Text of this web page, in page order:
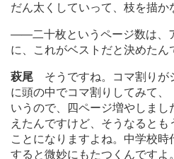
だん太くしていって、枝を描か
――二十枚というページ数は、
に、これがベストだと決めたん
萩尾 そうですね。コマ割りが
に頭の中でコマ割りしてみて、
いうので、四ページ増やしま
えたんですけど、そうなると
ことになりますよね。中学校時
すると微妙にもたつくんです